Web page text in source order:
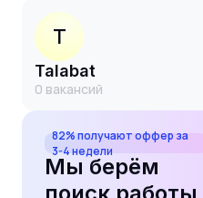
T
talabat
0 вакансий
82% получают оффер за
3-4 недели
Мы берём
поиск работы